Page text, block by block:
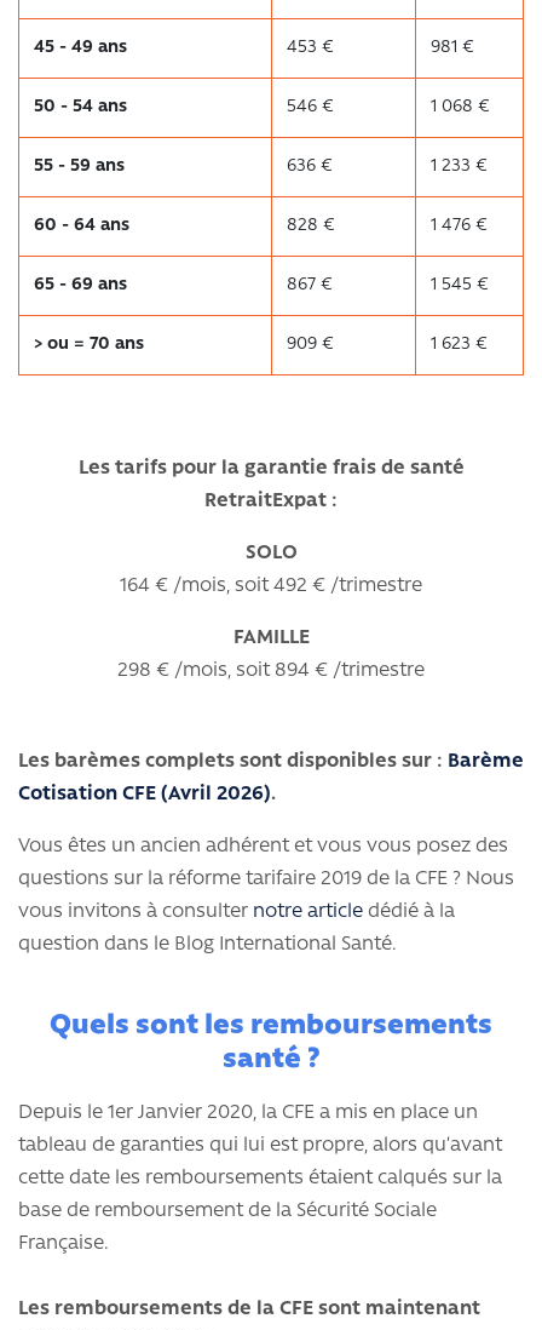
45 - 49 ans 453 € 981 €
50 - 54 ans 546 € 1 068 €
55 - 59 ans 636 € 1 233 €
60 - 64 ans 828 € 1 476 €
65 - 69 ans 867 € 1 545 €
> ou = 70 ans 909 € 1 623 €
Les tarifs pour la garantie frais de santé
RetraitExpat :
SOLO
164 € /mois, soit 492 € /trimestre
FAMILLE
298 € /mois, soit 894 € /trimestre
Les barèmes complets sont disponibles sur : Barème
Cotisation CFE (Avril 2026).
Vous êtes un ancien adhérent et vous vous posez des
questions sur la réforme tarifaire 2019 de la CFE ? Nous
vous invitons à consulter notre article dédié à la
question dans le Blog International Santé.
Quels sont les remboursements
santé ?
Depuis le 1er Janvier 2020, la CFE a mis en place un
tableau de garanties qui lui est propre, alors qu’avant
cette date les remboursements étaient calqués sur la
base de remboursement de la Sécurité Sociale
Française.
Les remboursements de la CFE sont maintenant